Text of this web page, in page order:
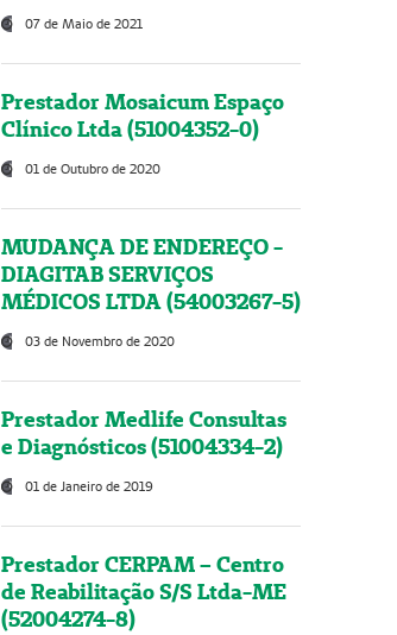
07 de Maio de 2021
Prestador Mosaicum Espaço
Clínico Ltda (51004352-0)
01 de Outubro de 2020
MUDANÇA DE ENDEREÇO -
DIAGITAB SERVIÇOS
MÉDICOS LTDA (54003267-5)
03 de Novembro de 2020
Prestador Medlife Consultas
e Diagnósticos (51004334-2)
01 de Janeiro de 2019
Prestador CERPAM – Centro
de Reabilitação S/S Ltda-ME
(52004274-8)